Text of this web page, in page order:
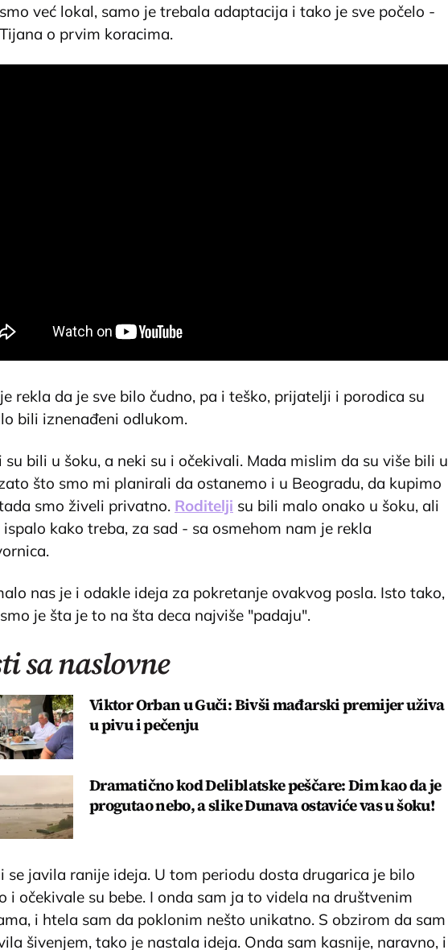
već lokal, samo je trebala adaptacija i tako je sve počelo -
o prvim koracima.
rekla da je sve bilo čudno, pa i teško, prijatelji i porodica su
bili iznenađeni odlukom.
su bili u šoku, a neki su i očekivali. Mada mislim da su više bili u
što smo mi planirali da ostanemo i u Beogradu, da kupimo
smo živeli privatno. Roditelji su bili malo onako u šoku, ali
ispalo kako treba, za sad - sa osmehom nam je rekla
nas je i odakle ideja za pokretanje ovakvog posla. Isto tako,
je šta je to na šta deca najviše "padaju".
sa naslovne
Viktor Orban u Guči: Bivši mađarski premijer uživa
u pivu i pečenju
Dramatično kod Deliblatske peščare: Dim kao da je
progutao nebo, a slike Dunava ostaviće vas u šoku!
se javila ranije ideja. U tom periodu dosta drugarica je bilo
i očekivale su bebe. I onda sam ja to videla na društvenim
i htela sam da poklonim nešto unikatno. S obzirom da sam
šivenjem, tako je nastala ideja. Onda sam kasnije, naravno, i